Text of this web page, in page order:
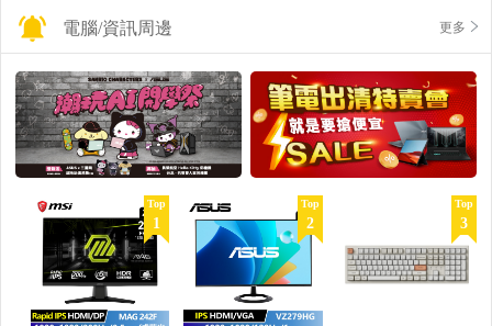
電腦/資訊周邊 更多
Top
1
Top
2
Top
3